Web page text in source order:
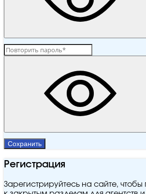
Сохранить
Регистрация
Зарегистрируйтесь на сайте, чтобы